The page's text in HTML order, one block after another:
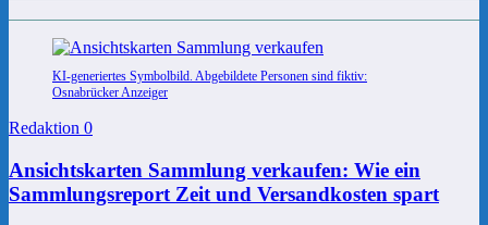
KI-generiertes Symbolbild. Abgebildete Personen sind fiktiv:
Osnabrücker Anzeiger
Redaktion 0
Ansichtskarten Sammlung verkaufen: Wie ein
Sammlungsreport Zeit und Versandkosten spart